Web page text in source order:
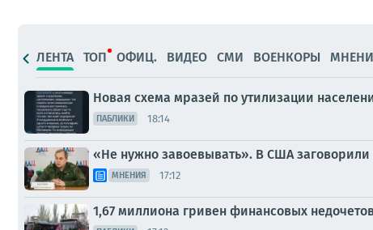
ЛЕНТА ТОП ОФИЦ. ВИДЕО СМИ ВОЕНКОРЫ
Новая схема мразей по утилизации
ПАБЛИКИ 18:14
«Не нужно завоевывать». В США
МНЕНИЯ 17:12
1,67 миллиона гривен финансовых